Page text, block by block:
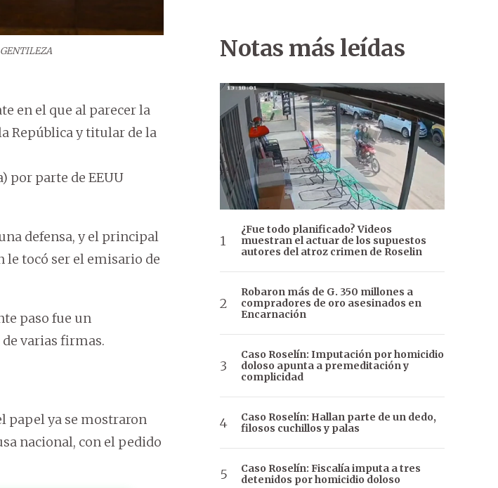
GENTILEZA
en el que al parecer la
República y titular de la
por parte de EEUU
defensa, y el principal
le tocó ser el emisario de
paso fue un
varias firmas.
papel ya se mostraron
nacional, con el pedido
Notas más leídas
¿Fue todo planificado? Videos
muestran el actuar de los supuestos
autores del atroz crimen de Roselin
Robaron más de G. 350 millones a
compradores de oro asesinados en
Encarnación
Caso Roselín: Imputación por homicidio
doloso apunta a premeditación y
complicidad
Caso Roselín: Hallan parte de un dedo,
filosos cuchillos y palas
Caso Roselín: Fiscalía imputa a tres
detenidos por homicidio doloso